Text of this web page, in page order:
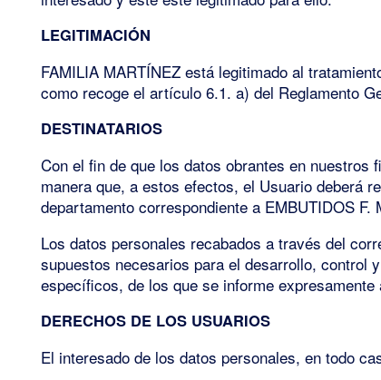
LEGITIMACIÓN
FAMILIA MARTÍNEZ está legitimado al
como recoge el artículo 6.1. a) del Reglamento
DESTINATARIOS
Con el fin de que los datos obrantes en
manera que, a estos efectos, el Usuario deberá
departamento correspondiente a EMBUTIDOS F.
Los datos personales recabados a través del
supuestos necesarios para el desarrollo, control
específicos, de los que se informe expresamente
DERECHOS DE LOS USUARIOS
El interesado de los datos personales, en todo